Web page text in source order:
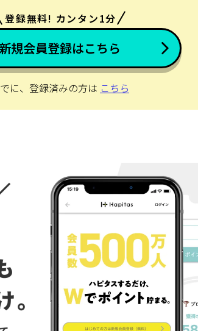
登録無料! カンタン1分
新規会員登録はこちら
に、登録済みの方は こちら